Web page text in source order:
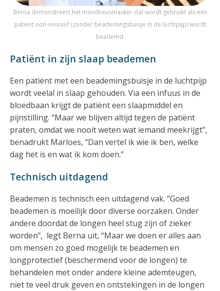
Berna demonstreert het mondneusmasker dat wordt gebruikt als een
patiënt non-invasief (zonder beademingsbuisje in de luchtpijp) wordt
beademd.
Patiënt in zijn slaap beademen
Een patiënt met een beademingsbuisje in de luchtpijp
wordt veelal in slaap gehouden. Via een infuus in de
bloedbaan krijgt de patiënt een slaapmiddel en
pijnstilling. “Maar we blijven altijd tegen de patiënt
praten, omdat we nooit weten wat iemand meekrijgt”,
benadrukt Marloes, “Dan vertel ik wie ik ben, welke
dag het is en wat ik kom doen.”
Technisch uitdagend
Beademen is technisch een uitdagend vak. “Goed
beademen is moeilijk door diverse oorzaken. Onder
andere doordat de longen heel stug zijn of zieker
worden”, legt Berna uit, “Maar we doen er alles aan
om mensen zo goed mogelijk te beademen en
longprotectief (beschermend voor de longen) te
behandelen met onder andere kleine ademteugen,
niet te veel druk geven en ontstekingen in de longen